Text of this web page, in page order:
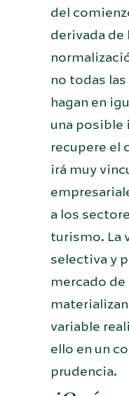
del
derivada de
no todas
hagan en
una posible
recupere el
irá muy
a los
turismo. La
selectiva y
mercado
variable
ello en un
prudencia.